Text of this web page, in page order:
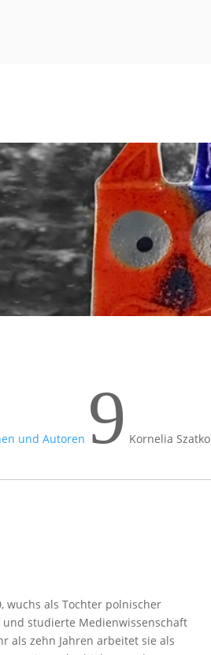
und Autoren 9 Kornelia Szatko
wuchs als Tochter polnischer
studierte Medienwissenschaft
als zehn Jahren arbeitet sie als